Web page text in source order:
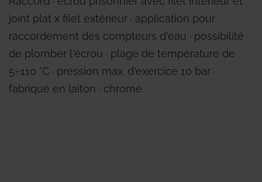
joint plat x filet extérieur ∙ application pour
raccordement des compteurs d'eau ∙ possibilité
de plomber l'écrou ∙ plage de température de
5÷110 °C ∙ pression max. d'exercice 10 bar ∙
fabriqué en laiton ∙ chromé